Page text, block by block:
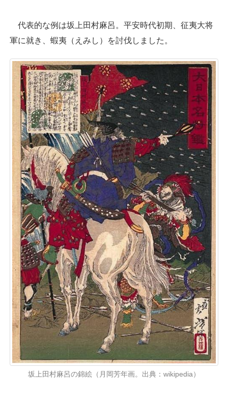
代表的な例は坂上田村麻呂。平安時代初期、征夷大将
軍に就き、蝦夷（えみし）を討伐しました。
坂上田村麻呂の錦絵（月岡芳年画。出典：wikipedia）